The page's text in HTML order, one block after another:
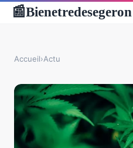
📰Bienetredesegeron
Accueil›Actu